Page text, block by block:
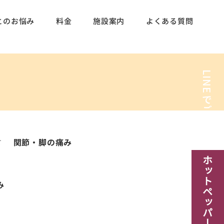
LINE
でご予約
​ホットペッパー予約
のお悩み 料金 施設案内 よくある質問
関節・脚の痛み